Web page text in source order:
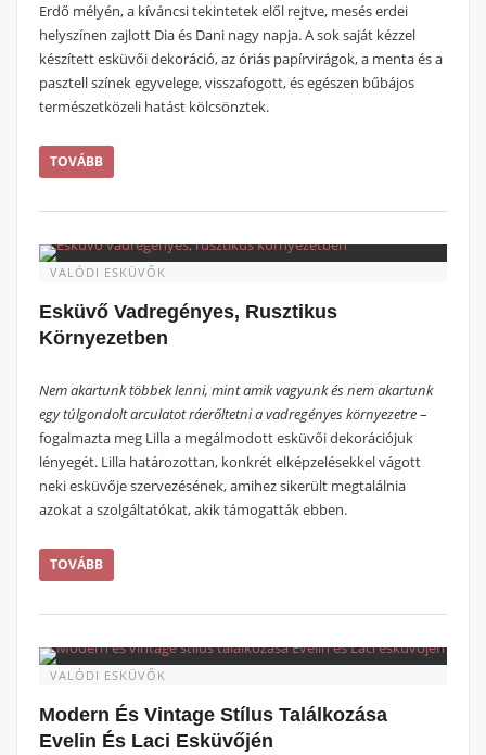
Erdő mélyén, a kíváncsi tekintetek elől rejtve, mesés erdei
helyszínen zajlott Dia és Dani nagy napja. A sok saját kézzel
készített esküvői dekoráció, az óriás papírvirágok, a menta és a
pasztell színek egyvelege, visszafogott, és egészen bűbájos
természetközeli hatást kölcsönztek.
TOVÁBB
VALÓDI ESKÜVŐK
Esküvő Vadregényes, Rusztikus
Környezetben
Nem akartunk többek lenni, mint amik vagyunk és nem akartunk
egy túlgondolt arculatot ráerőltetni a vadregényes környezetre–
fogalmazta meg Lilla a megálmodott esküvői dekorációjuk
lényegét. Lilla határozottan, konkrét elképzelésekkel vágott
neki esküvője szervezésének, amihez sikerült megtalálnia
azokat a szolgáltatókat, akik támogatták ebben.
TOVÁBB
VALÓDI ESKÜVŐK
Modern És Vintage Stílus Találkozása
Evelin És Laci Esküvőjén